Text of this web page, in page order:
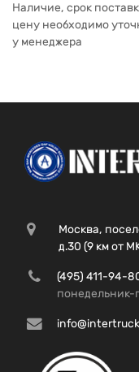
Наличие, срок
цену необходимо
у менеджера
Москва,
д.30 (9 км от
(495) 411-94-
понедельник-